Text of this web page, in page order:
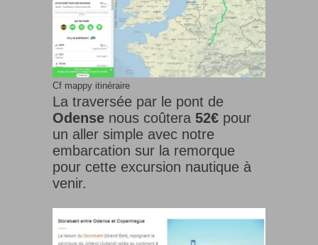
Cf mappy itinéraire
La traversée par le pont de
Odense nous coûtera 52€ pour
un aller simple avec notre
embarcation sur la remorque
pour cette excursion nautique à
venir.